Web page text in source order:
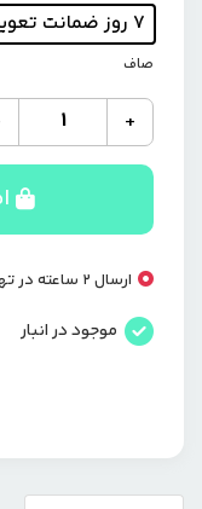
۷ روز ضمانت تعویض مستر موبایل
صاف
+
ماشین
اصلاح
موی
شارژی
براون
BRAUN
مدل
62S1000s
عدد
ارسال 2 ساعته در تهران
موجود در انبار